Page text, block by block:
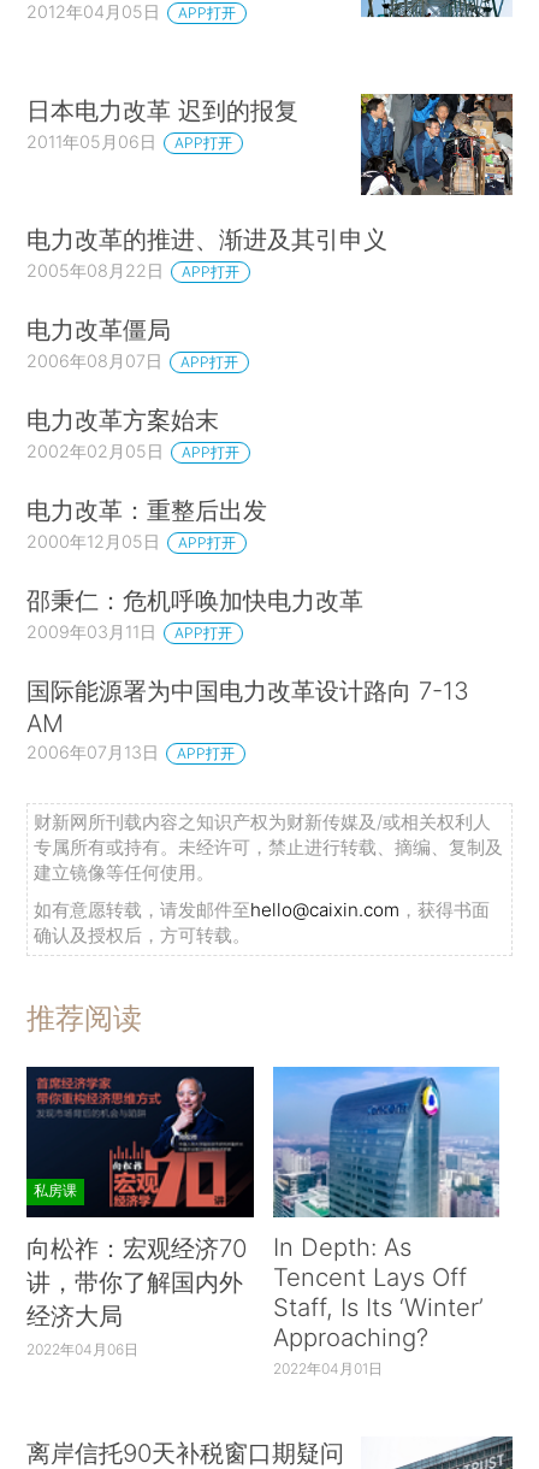
2012年04月05日 APP打开
日本电力改革 迟到的报复
2011年05月06日 APP打开
电力改革的推进、渐进及其引申义
2005年08月22日 APP打开
电力改革僵局
2006年08月07日 APP打开
电力改革方案始末
2002年02月05日 APP打开
电力改革：重整后出发
2000年12月05日 APP打开
邵秉仁：危机呼唤加快电力改革
2009年03月11日 APP打开
国际能源署为中国电力改革设计路向 7-13
AM
2006年07月13日 APP打开
财新网所刊载内容之知识产权为财新传媒及/或相关权利人
专属所有或持有。未经许可，禁止进行转载、摘编、复制及
建立镜像等任何使用。
如有意愿转载，请发邮件至hello@caixin.com ，获得书面
确认及授权后，方可转载。
推荐阅读
私房课
向松祚：宏观经济70
讲，带你了解国内外
经济大局
2022年04月06日
In Depth: As
Tencent Lays Off
Staff, Is Its ‘Winter’
Approaching?
2022年04月01日
离岸信托90天补税窗口期疑问